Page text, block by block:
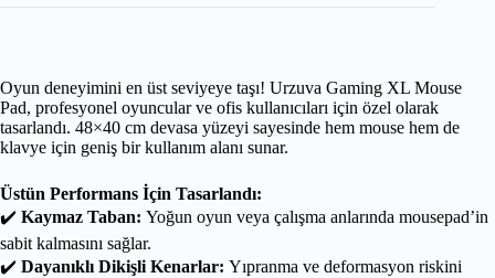
Oyun deneyimini en üst seviyeye taşı! Urzuva Gaming XL Mouse
Pad, profesyonel oyuncular ve ofis kullanıcıları için özel olarak
tasarlandı. 48×40 cm devasa yüzeyi sayesinde hem mouse hem de
klavye için geniş bir kullanım alanı sunar.
Üstün Performans İçin Tasarlandı:
✔️ Kaymaz Taban: Yoğun oyun veya çalışma anlarında mousepad’in
sabit kalmasını sağlar.
✔️ Dayanıklı Dikişli Kenarlar: Yıpranma ve deformasyon riskini